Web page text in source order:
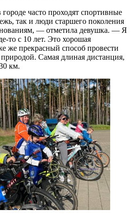
часто проходят спортивные
так и люди старшего поколения
— отметила девушка. — Я
то с 10 лет. Это хорошая
же прекрасный способ провести
Самая длиная дистанция,
км.